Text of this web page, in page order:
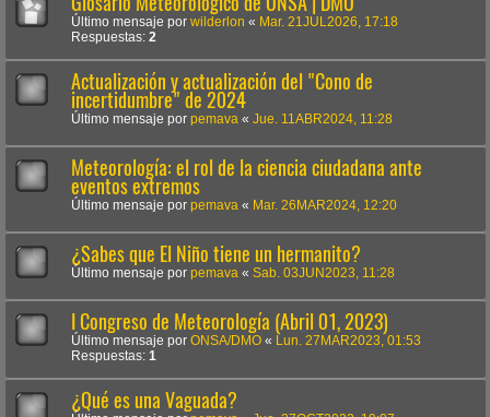
Último mensaje por wilderlon « Mar. 21JUL2026, 17:18
Respuestas: 2
Actualización y actualización del "Cono de
incertidumbre" de 2024
Último mensaje por pemava « Jue. 11ABR2024, 11:28
Meteorología: el rol de la ciencia ciudadana ante
eventos extremos
Último mensaje por pemava « Mar. 26MAR2024, 12:20
¿Sabes que El Niño tiene un hermanito?
Último mensaje por pemava « Sab. 03JUN2023, 11:28
I Congreso de Meteorología (Abril 01, 2023)
Último mensaje por ONSA/DMO «
Lun. 27MAR2023, 01:53
Respuestas: 1
¿Qué es una Vaguada?